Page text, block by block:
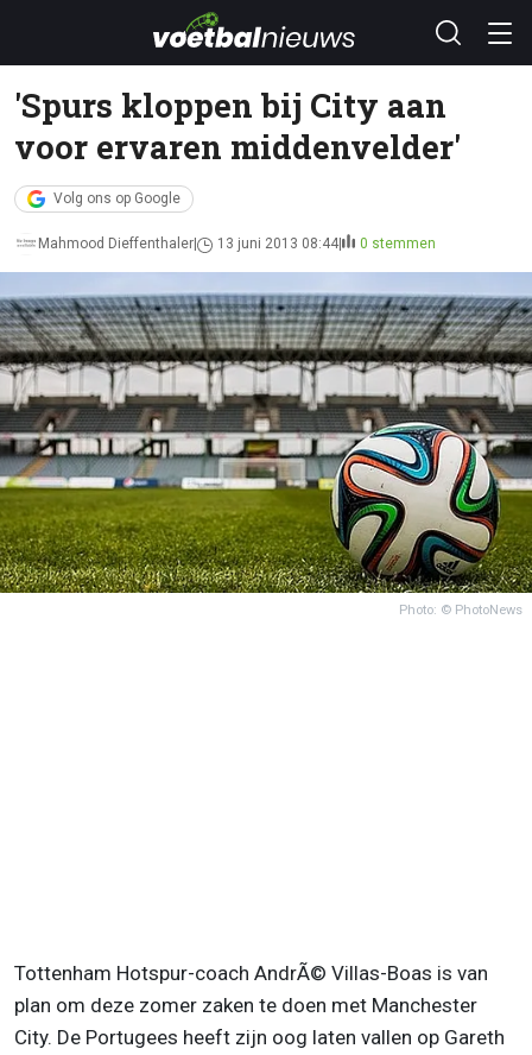
'Spurs kloppen bij City aan
voor ervaren middenvelder'
Volg ons op Google
Mahmood Dieffenthaler 13 juni 2013 08:44 0 stemmen
Photo: © PhotoNews
Tottenham Hotspur-coach AndrÃ© Villas-Boas is van
plan om deze zomer zaken te doen met Manchester
City. De Portugees heeft zijn oog laten vallen op Gareth